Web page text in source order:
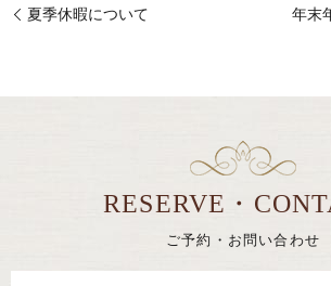
夏季休暇について 年末
RESERVE・
ご予約・お問い合わせ